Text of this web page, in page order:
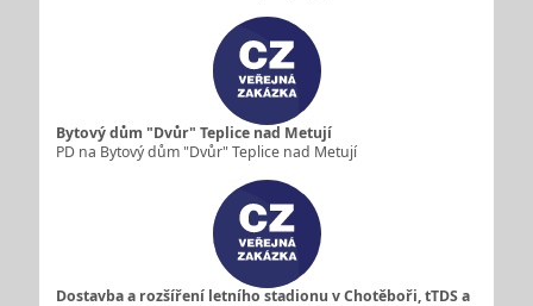
Bytový dům "Dvůr" Teplice nad Metují
PD na Bytový dům "Dvůr" Teplice nad Metují
Dostavba a rozšíření letního stadionu v Chotěboři, tTDS a